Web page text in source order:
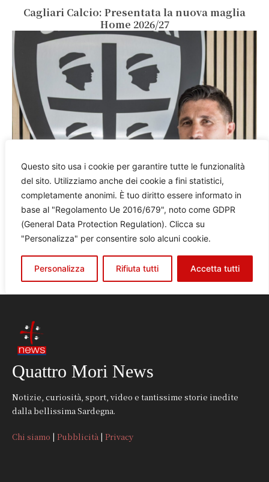
Quattro Mori News
Notizie, curiosità, sport, video e tantissime storie inedite
dalla bellissima Sardegna.
Chi siamo | Pubblicità | Privacy